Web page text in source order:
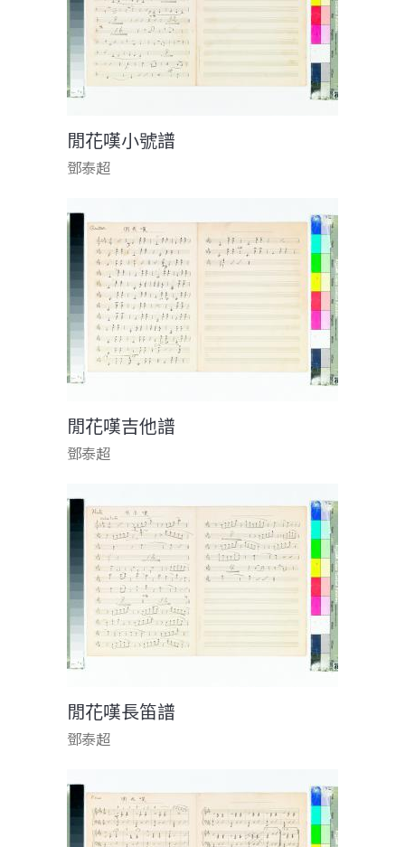
閒花嘆小號譜
鄧泰超
閒花嘆吉他譜
鄧泰超
閒花嘆長笛譜
鄧泰超